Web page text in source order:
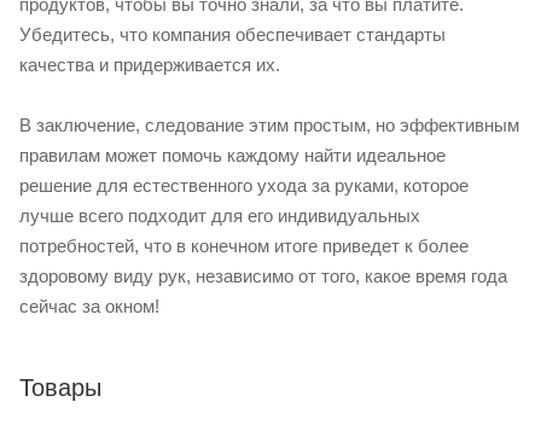
продуктов, чтобы вы точно знали, за что вы платите.
Убедитесь, что компания обеспечивает стандарты
качества и придерживается их.
В заключение, следование этим простым, но эффективным
правилам может помочь каждому найти идеальное
решение для естественного ухода за руками, которое
лучше всего подходит для его индивидуальных
потребностей, что в конечном итоге приведет к более
здоровому виду рук, независимо от того, какое время года
сейчас за окном!
Товары